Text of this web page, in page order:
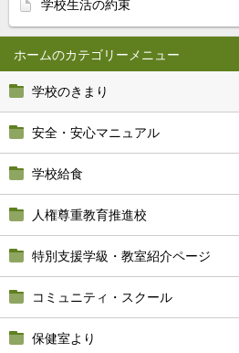
ホーム
学校のきまり
安全・安心マニュアル
学校給食
人権尊重教育推進校
特別支援学級・教室紹介ページ
コミュニティ・スクール
保健室より
学校生活の約束